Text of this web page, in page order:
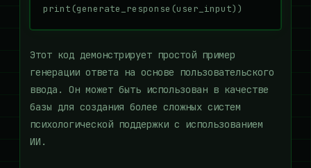
Этот код демонстрирует простой пример
генерации ответа на основе пользовательского
ввода. Он может быть использован в качестве
базы для создания более сложных систем
психологической поддержки с использованием
ИИ.